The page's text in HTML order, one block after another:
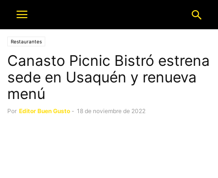
Restaurantes
Canasto Picnic Bistró estrena
sede en Usaquén y renueva
menú
Por Editor Buen Gusto - 18 de noviembre de 2022